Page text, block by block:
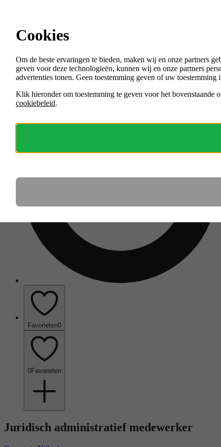
Menu
VACATURES
ORGANISATIES
Favorieten0
0Favorieten
Juridisch administratief medewerker
Cookies
Om de beste ervaringen te bieden, maken wij en onze partners
geven voor deze technologieën, kunnen wij en onze partners
advertenties tonen. Geen toestemming geven of uw
Klik hieronder om toestemming te geven voor het bovenstaande
cookiebeleid.